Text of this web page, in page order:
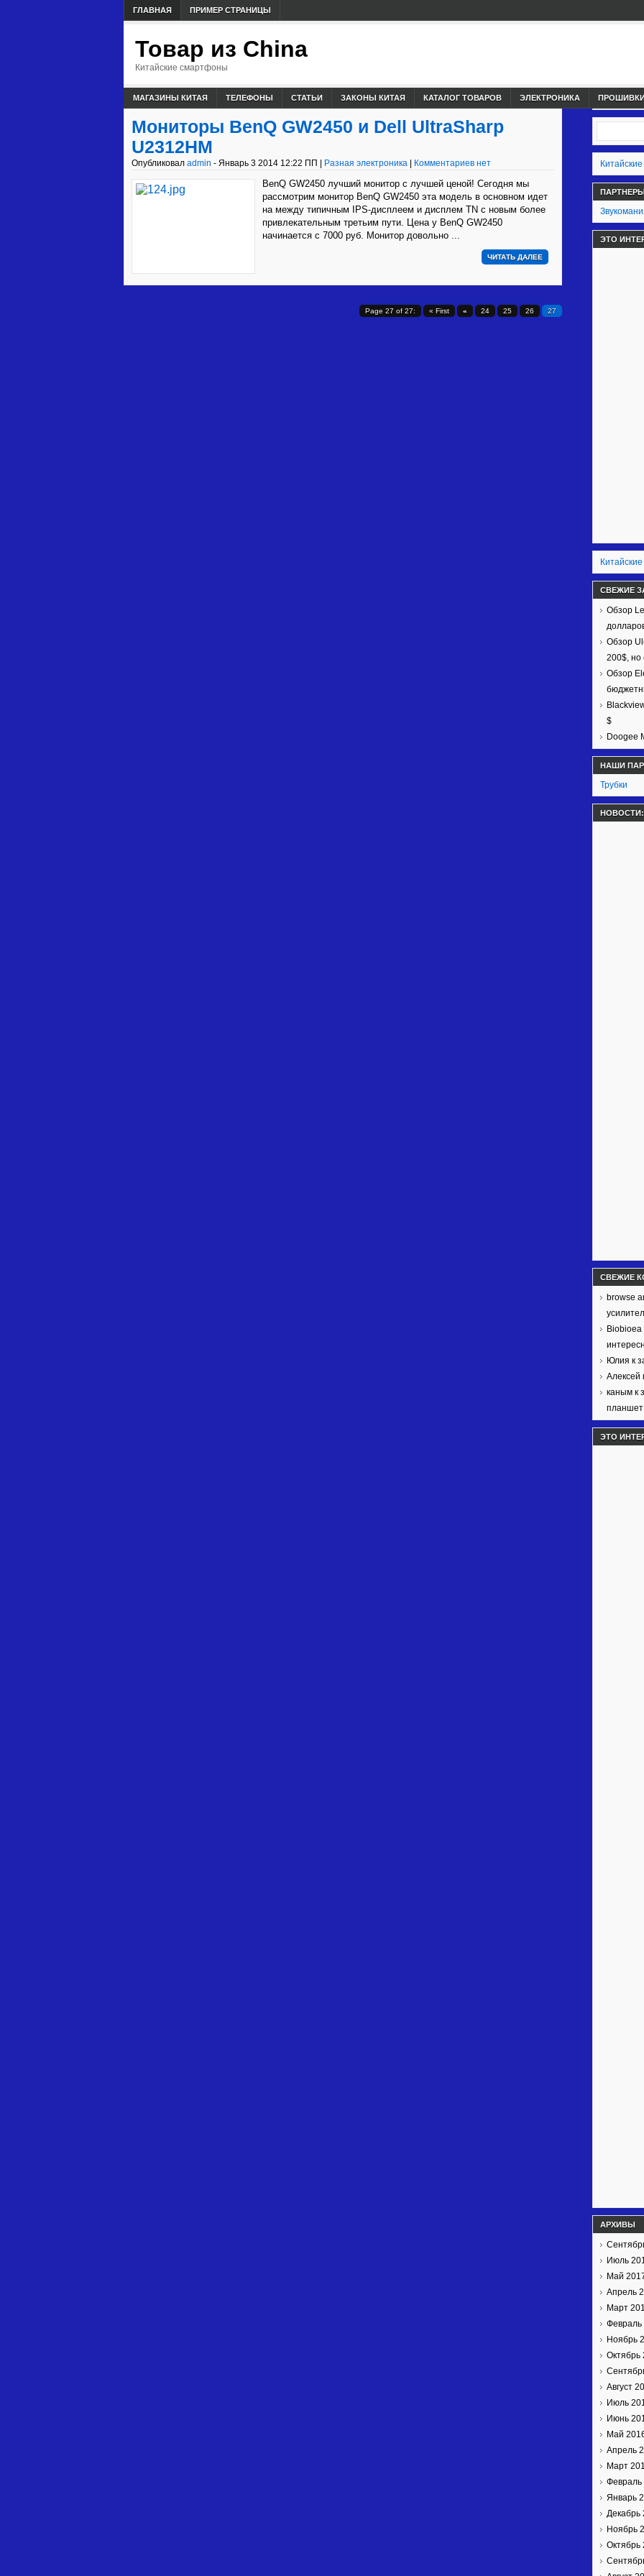
ГЛАВНАЯ ПРИМЕР СТРАНИЦЫ
Товар из China
Китайские смартфоны
МАГАЗИНЫ КИТАЯ ТЕЛЕФОНЫ СТАТЬИ ЗАКОНЫ КИТАЯ КАТАЛОГ ТОВАРОВ ЭЛЕКТРОНИКА
Мониторы BenQ GW2450 и Dell UltraSharp
U2312HM
Опубликовал admin - Январь 3 2014 12:22 ПП | Разная электроника Комментариев нет
BenQ GW2450 лучший монитор с лучшей ценой! Сегодня мы
рассмотрим монитор BenQ GW2450 эта модель в основном идет
на между типичным IPS-дисплеем и дисплем TN с новым более
привлекательным третьим пути. Цена у BenQ GW2450
начинается с 7000 руб. Монитор довольно ...
ЧИТАТЬ ДАЛЕЕ
Page 27 of 27: « First « 24 25 26 27
ПАРТНЕРЫ
ЭТО
СВЕЖИЕ
Обзор
Обзор
200$, но
Обзор
$
Doogee
НАШИ
Трубки
НОВОСТИ:
СВЕЖИЕ
browse
Biobioea
Юлия к
Алексей
каным к
планшет
ЭТО
АРХИВЫ
Июль
Май
Апрель
Март
Февраль
Ноябрь
Октябрь
Август
Июль
Июнь
Май
Апрель
Март
Февраль
Январь
Декабрь
Ноябрь
Октябрь